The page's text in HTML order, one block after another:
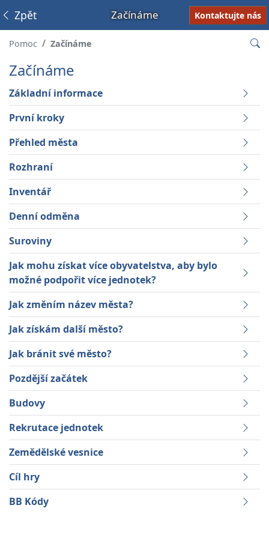
Začínáme
Zpět Kontaktujte nás
Pomoc Začínáme
Začínáme
Základní informace
První kroky
Přehled města
Rozhraní
Inventář
Denní odměna
Suroviny
Jak mohu získat více obyvatelstva, aby bylo
možné podpořit více jednotek?
Jak změním název města?
Jak získám další město?
Jak bránit své město?
Pozdější začátek
Budovy
Rekrutace jednotek
Zemědělské vesnice
Cíl hry
BB Kódy